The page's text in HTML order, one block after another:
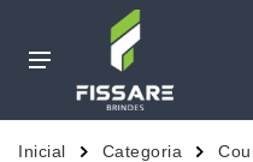
Inicial Categoria